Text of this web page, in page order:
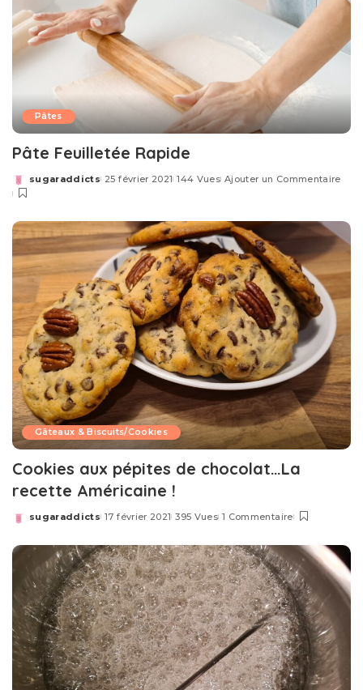
Pâtes
Pâte Feuilletée Rapide
Posted
by
sugaraddicts 25 février 2021 144 Vues Ajouter un Commentaire
Gâteaux & Biscuits/Cookies
Cookies aux pépites de chocolat…La
recette Américaine !
Posted
sugaraddicts 17 février 2021 395 Vues 1 Commentaire